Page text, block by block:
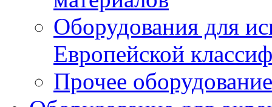
Оборудования для
Европейской
Прочее оборудование